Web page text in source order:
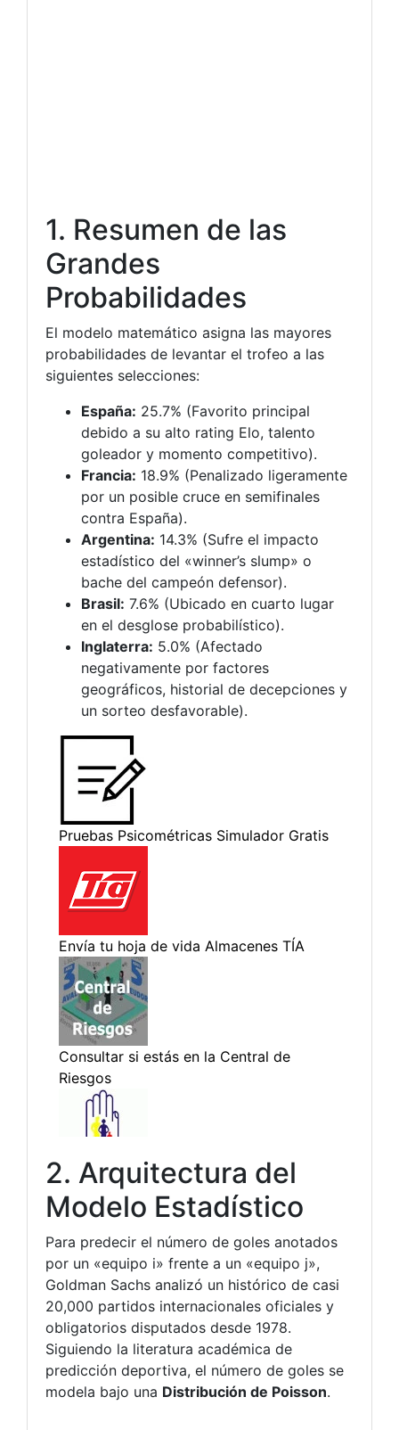
1. Resumen de las
Grandes
Probabilidades
El modelo matemático asigna las mayores
probabilidades de levantar el trofeo a las
siguientes selecciones:
España: 25.7% (Favorito principal
debido a su alto rating Elo, talento
goleador y momento competitivo).
Francia: 18.9% (Penalizado ligeramente
por un posible cruce en semifinales
contra España).
Argentina: 14.3% (Sufre el impacto
estadístico del «winner’s slump» o
bache del campeón defensor).
Brasil: 7.6% (Ubicado en cuarto lugar
en el desglose probabilístico).
Inglaterra: 5.0% (Afectado
negativamente por factores
geográficos, historial de decepciones y
un sorteo desfavorable).
2. Arquitectura del
Modelo Estadístico
Para predecir el número de goles anotados
por un «equipo i» frente a un «equipo j»,
Goldman Sachs analizó un histórico de casi
20,000 partidos internacionales oficiales y
obligatorios disputados desde 1978.
Siguiendo la literatura académica de
predicción deportiva, el número de goles se
modela bajo una Distribución de Poisson.